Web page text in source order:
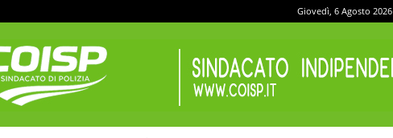
Giovedì, 6 Agosto 2026